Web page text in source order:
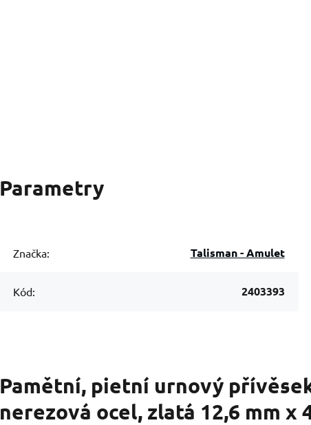
Parametry
Značka: Talisman - Amulet
Kód: 2403393
Pamětní, pietní urnový
nerezová ocel, zlatá 12,6 mm x